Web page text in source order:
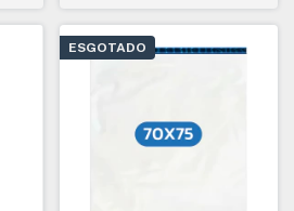
ESGOTADO